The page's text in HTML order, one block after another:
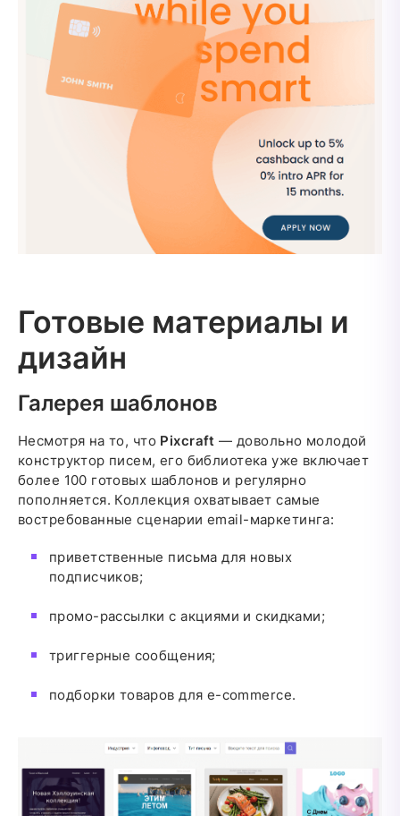
Готовые материалы и
дизайн
Галерея шаблонов
Несмотря на то, что Pixcraft — довольно молодой
конструктор писем, его библиотека уже включает
более 100 готовых шаблонов и регулярно
пополняется. Коллекция охватывает самые
востребованные сценарии email-маркетинга:
приветственные письма для новых
подписчиков;
промо-рассылки с акциями и скидками;
триггерные сообщения;
подборки товаров для e-commerce.